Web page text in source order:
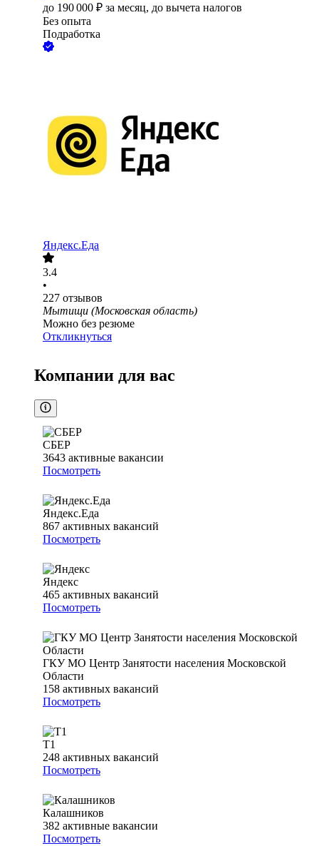
до 190 000 ₽ за месяц, до вычета налогов
Без опыта
Подработка
Яндекс.Еда
3.4
•
227 отзывов
Мытищи (Московская область)
Можно без резюме
Откликнуться
Компании для вас
СБЕР
3643 активные вакансии
Посмотреть
Яндекс.Еда
867 активных вакансий
Посмотреть
Яндекс
465 активных вакансий
Посмотреть
ГКУ МО Центр Занятости населения Московской
Области
158 активных вакансий
Посмотреть
Т1
248 активных вакансий
Посмотреть
Калашников
382 активные вакансии
Посмотреть